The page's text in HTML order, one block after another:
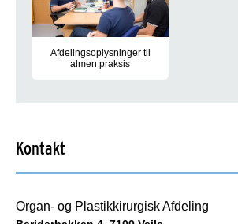
Afdelingsoplysninger til
almen praksis
Kontakt
Organ- og Plastikkirurgisk Afdeling